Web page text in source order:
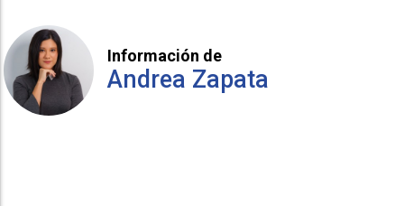
Información de
Andrea Zapata